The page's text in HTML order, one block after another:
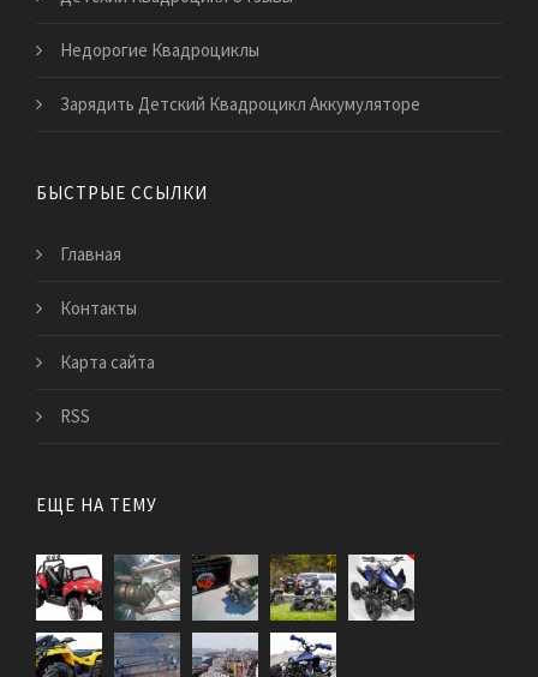
Недорогие Квадроциклы
Зарядить Детский Квадроцикл Аккумуляторе
БЫСТРЫЕ ССЫЛКИ
Главная
Контакты
Карта сайта
RSS
ЕЩЕ НА ТЕМУ